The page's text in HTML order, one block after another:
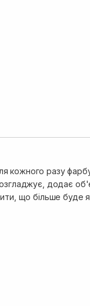
кожного разу
додає об'єму. Дуже
буде як
процедуру